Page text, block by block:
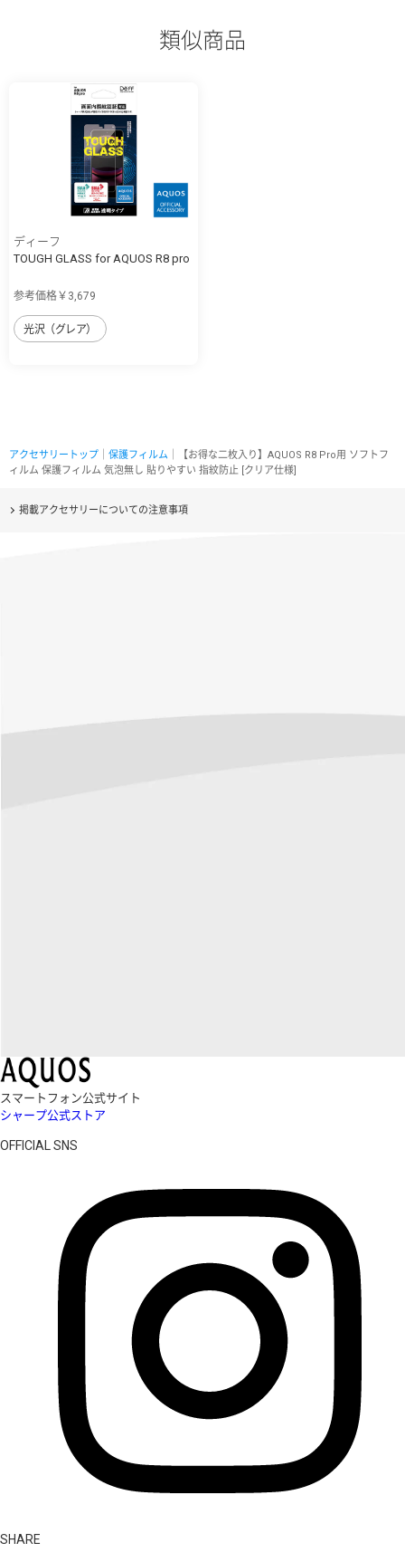
類似商品
ディーフ
TOUGH GLASS for AQUOS R8 pro
参考価格￥3,679
光沢（グレア）
アクセサリートップ 保護フィルム ｜【お得な二枚入り】AQUOS R8 Pro用 ソフトフ
ィルム 保護フィルム 気泡無し 貼りやすい 指紋防止 [クリア仕様]
掲載アクセサリーについての注意事項
スマートフォン公式サイト
シャープ公式ストア
OFFICIAL SNS
SHARE